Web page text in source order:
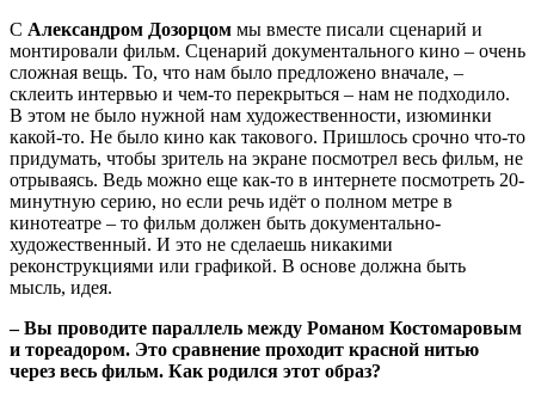
С Александром Дозорцом мы вместе писали сценарий и
монтировали фильм. Сценарий документального кино – очень
сложная вещь. То, что нам было предложено вначале, –
склеить интервью и чем-то перекрыться – нам не подходило.
В этом не было нужной нам художественности, изюминки
какой-то. Не было кино как такового. Пришлось срочно что-то
придумать, чтобы зритель на экране посмотрел весь фильм, не
отрываясь. Ведь можно еще как-то в интернете посмотреть 20-
минутную серию, но если речь идёт о полном метре в
кинотеатре – то фильм должен быть документально-
художественный. И это не сделаешь никакими
реконструкциями или графикой. В основе должна быть
мысль, идея.
– Вы проводите параллель между Романом Костомаровым
и тореадором. Это сравнение проходит красной нитью
через весь фильм. Как родился этот образ?